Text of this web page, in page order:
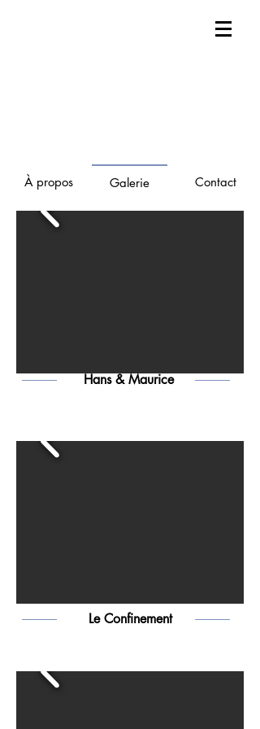
À propos Galerie Contact
Hans & Maurice
Le Confinement